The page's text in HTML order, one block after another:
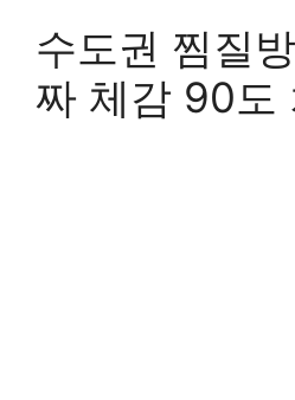
수도권 찜질
짜 체감 90도